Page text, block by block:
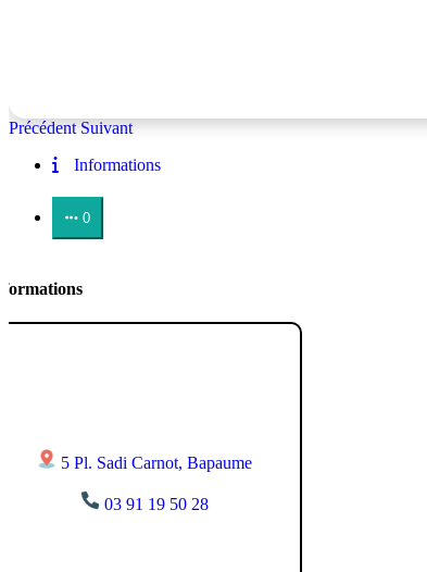
Précédent Suivant
Informations
0
5 Pl. Sadi Carnot, Bapaume
03 91 19 50 28